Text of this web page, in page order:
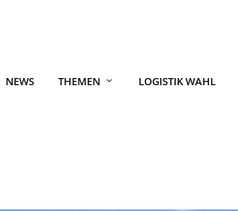
NEWS THEMEN LOGISTIK WAHL